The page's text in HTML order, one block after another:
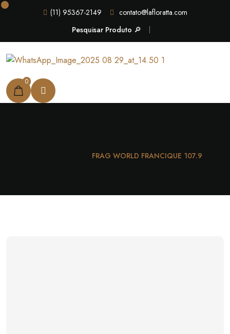
(11) 95367-2149
contato@lafloratta.com
Pesquisar Produto 🔎
0
FRAG WORLD FRANCIQUE 107.9